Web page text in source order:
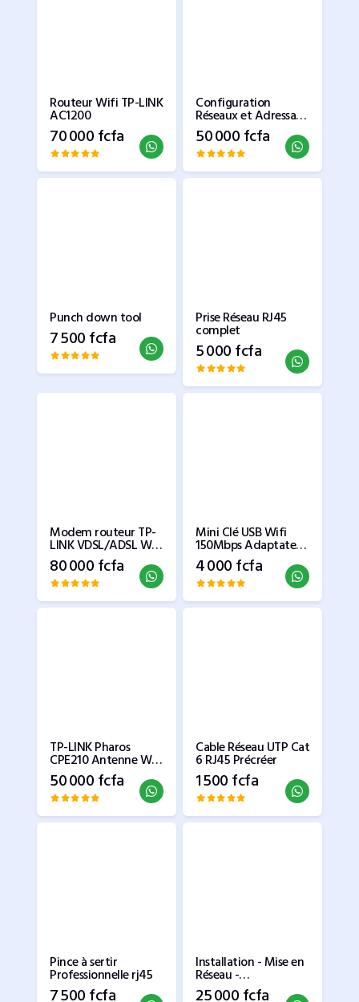
Routeur Wifi TP-LINK
AC1200
70 000 fcfa
Configuration
Réseaux et Adressage
IP
50 000 fcfa
Punch down tool
7 500 fcfa
Prise Réseau RJ45
complet
5 000 fcfa
Modem routeur TP-
LINK VDSL/ADSL WiFi
AC2100 MU-MIMO
80 000 fcfa
Mini Clé USB Wifi
150Mbps Adaptateur
Sans Fil Dongle
Réseau Wireless
4 000 fcfa
TP-LINK Pharos
CPE210 Antenne Wifi
Extérieure
50 000 fcfa
Cable Réseau UTP Cat
6 RJ45 Précréer
1 500 fcfa
Pince à sertir
Professionnelle rj45
7 500 fcfa
Installation - Mise en
Réseau -
Configurations
25 000 fcfa